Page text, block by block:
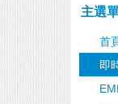
主選
首
即